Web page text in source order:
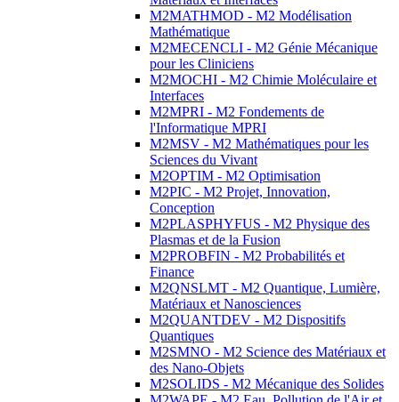
M2MATHMOD - M2 Modélisation
Mathématique
M2MECENCLI - M2 Génie Mécanique
pour les Cliniciens
M2MOCHI - M2 Chimie Moléculaire et
Interfaces
M2MPRI - M2 Fondements de
l'Informatique MPRI
M2MSV - M2 Mathématiques pour les
Sciences du Vivant
M2OPTIM - M2 Optimisation
M2PIC - M2 Projet, Innovation,
Conception
M2PLASPHYFUS - M2 Physique des
Plasmas et de la Fusion
M2PROBFIN - M2 Probabilités et
Finance
M2QNSLMT - M2 Quantique, Lumière,
Matériaux et Nanosciences
M2QUANTDEV - M2 Dispositifs
Quantiques
M2SMNO - M2 Science des Matériaux et
des Nano-Objets
M2SOLIDS - M2 Mécanique des Solides